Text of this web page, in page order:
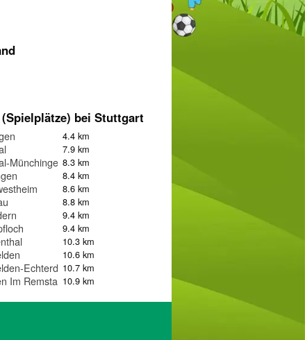
bei Stuttgart
4.4 km
7.9 km
Münchingen8.3 km
8.4 km
8.6 km
8.8 km
9.4 km
9.4 km
10.3 km
10.6 km
Echterdingen10.7 km
Im Remstal 10.9 km